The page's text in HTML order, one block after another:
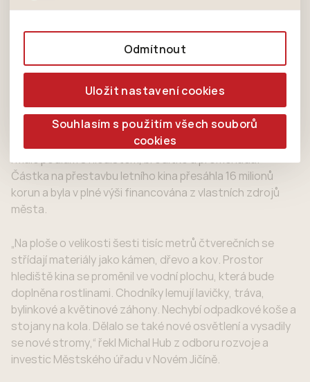
nedokážeme zjistit navštívené odkazy, prohlížené
zboží apod.
zájmům, což zajišťuje lepší nákupní zkušenosti. Díky
preferencím, což vám pomůže vyhnout se
nevhodným doporučením produktů či jiným
nedůležitým nabídkám.
vyhodnocovat marketingové kampaně.
Odmítnout
Uložit nastavení cookies
Souhlasím s použitím všech souborů
cookies
Číst nahlas
9.8.2019
Už na podzim se veřejnosti zpřístupní původně uzavřený
areál letního kina ve Smetanových sadech v Novém Jičíně.
Zchátralý biograf pod širým nebem nahradí relaxačně
oddechová zóna, jejíž dominantou je vodní prvek. Je tam
i malé podium s hledištěm, brodítko a promenáda.
Částka na přestavbu letního kina přesáhla 16 milionů
korun a byla v plné výši financována z vlastních zdrojů
města.
„Na ploše o velikosti šesti tisíc metrů čtverečních se
střídají materiály jako kámen, dřevo a kov. Prostor
hlediště kina se proměnil ve vodní plochu, která bude
doplněna rostlinami. Chodníky lemují lavičky, tráva,
bylinkové a květinové záhony. Nechybí odpadkové koše a
stojany na kola. Dělalo se také nové osvětlení a vysadily
se nové stromy,“ řekl Michal Hub z odboru rozvoje a
investic Městského úřadu v Novém Jičíně.